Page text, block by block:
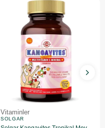
Vitaminler
SOLGAR